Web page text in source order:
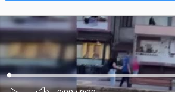
Çerez nedir?
Çerezler, web-sitelerinin, kullanıcıların
amacıyla kullandığı küçük metin dosyalarıdır.
işletilmesi için kesinlikle gerekli olan çerezleri
Diğer çerez türleri için sizden izin almamız
kullanmaktadır. Bazı çerezler, sayfalarımızda yer
tarafından yerleştirilir. İzniniz şu alanlar için
Ses
Yüklendi:
Yükleniyor: